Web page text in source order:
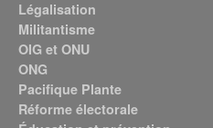
Légalisation
Militantisme
OIG et ONU
ONG
Pacifique Plante
Réforme électorale